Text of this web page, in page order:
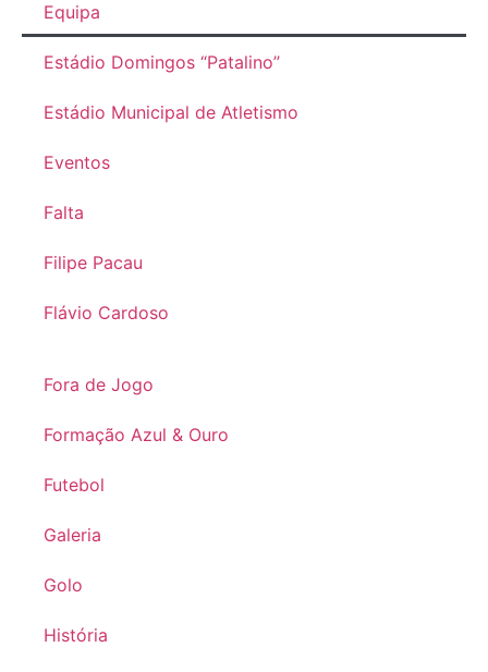
Equipa
Estádio Domingos “Patalino”
Estádio Municipal de Atletismo
Eventos
Falta
Filipe Pacau
Flávio Cardoso
Fora de Jogo
Formação Azul & Ouro
Futebol
Galeria
Golo
História